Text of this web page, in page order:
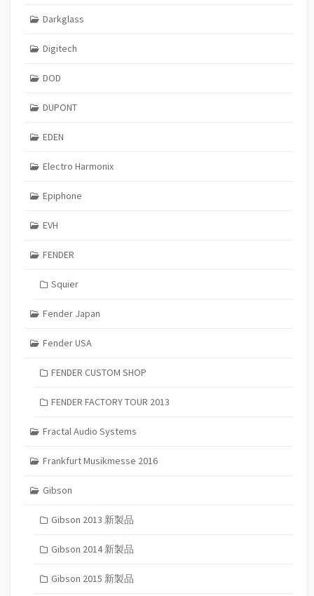
Darkglass
Digitech
DOD
DUPONT
EDEN
Electro Harmonix
Epiphone
EVH
FENDER
Squier
Fender Japan
Fender USA
FENDER CUSTOM SHOP
FENDER FACTORY TOUR 2013
Fractal Audio Systems
Frankfurt Musikmesse 2016
Gibson
Gibson 2013 新製品
Gibson 2014 新製品
Gibson 2015 新製品